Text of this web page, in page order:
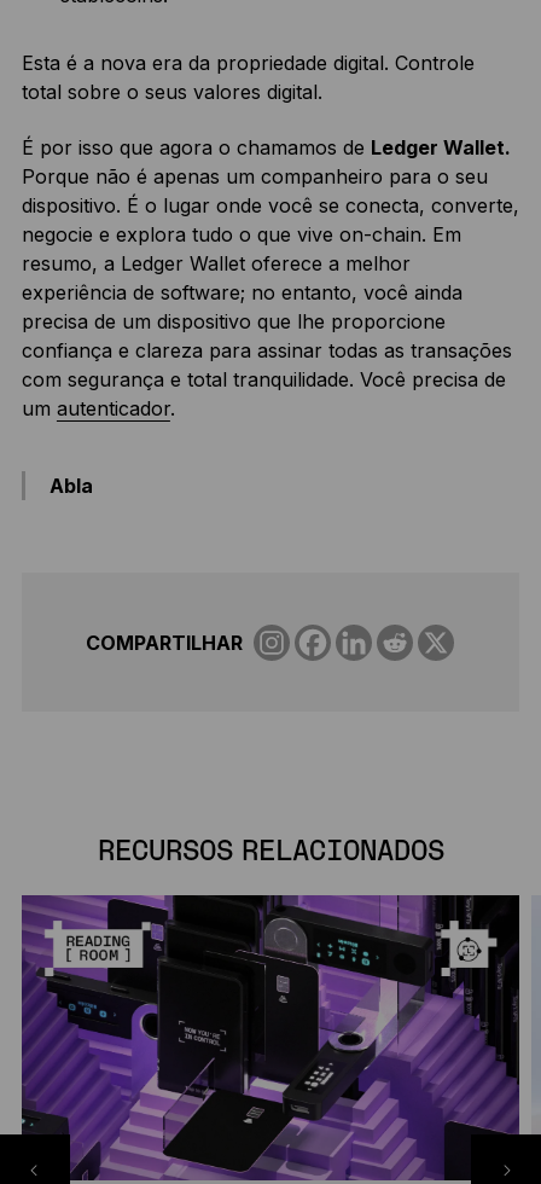
Esta é a nova era da propriedade digital. Controle
total sobre o seus valores digital.
É por isso que agora o chamamos de Ledger Wallet.
Porque não é apenas um companheiro para o seu
dispositivo. É o lugar onde você se conecta, converte,
negocie e explora tudo o que vive on-chain. Em
resumo, a Ledger Wallet oferece a melhor
experiência de software; no entanto, você ainda
precisa de um dispositivo que lhe proporcione
confiança e clareza para assinar todas as transações
com segurança e total tranquilidade. Você precisa de
um autenticador.
Abla
COMPARTILHAR
RECURSOS RELACIONADOS